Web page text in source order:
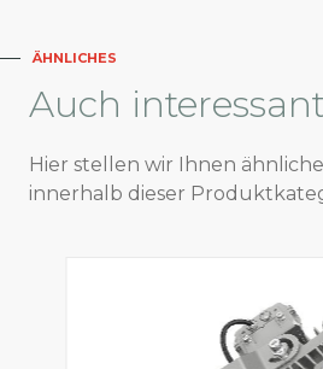
ÄHNLICHES
Auch
Hier stellen wir Ihnen
innerhalb dieser